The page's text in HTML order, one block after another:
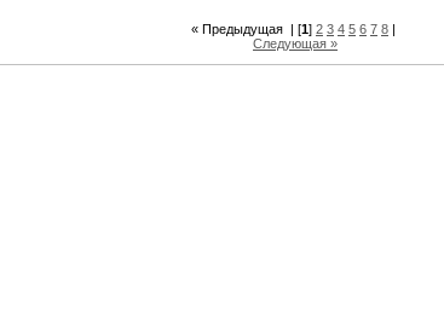
« Предыдущая | [1] 2 3 4 5 6 7 8 |
Следующая »